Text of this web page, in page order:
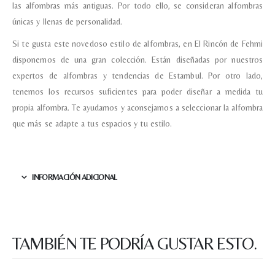
las alfombras más antiguas. Por todo ello, se consideran alfombras
únicas y llenas de personalidad.
Si te gusta este novedoso estilo de alfombras, en El Rincón de Fehmi
disponemos de una gran colección. Están diseñadas por nuestros
expertos de alfombras y tendencias de Estambul. Por otro lado,
tenemos los recursos suficientes para poder diseñar a medida tu
propia alfombra. Te ayudamos y aconsejamos a seleccionar la alfombra
que más se adapte a tus espacios y tu estilo.
INFORMACIÓN ADICIONAL
TAMBIÉN TE PODRÍA GUSTAR ESTO.
Tu mensaje.
Nombre y Referencia del producto*
Acuerdo RGPD*